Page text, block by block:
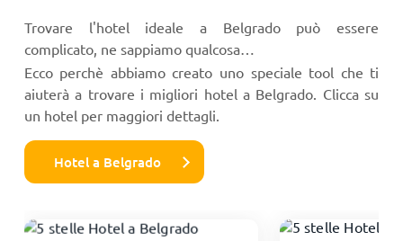
Trovare l'hotel ideale a Belgrado può essere
complicato, ne sappiamo qualcosa…
Ecco perchè abbiamo creato uno speciale tool che ti
aiuterà a trovare i migliori hotel a Belgrado. Clicca su
un hotel per maggiori dettagli.
Hotel a Belgrado